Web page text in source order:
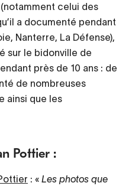
(notamment celui des
a documenté pendant
Nanterre, La Défense),
sur le bidonville de
près de 10 ans : de
de nombreuses
ainsi que les
Pottier :
: « Les photos que